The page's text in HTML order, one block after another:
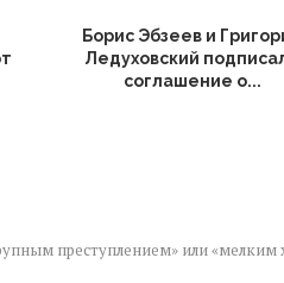
Борис Эбзеев и
Ледуховский
соглашение о...
преступлением» или «мелким